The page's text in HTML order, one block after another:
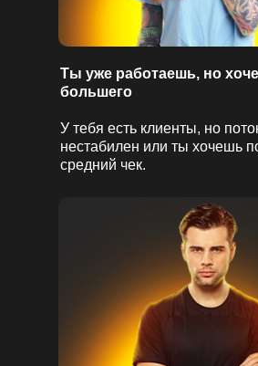
Ты уже работаешь, но
большего
У тебя есть клиенты, но
нестабилен или ты хочешь
средний чек.